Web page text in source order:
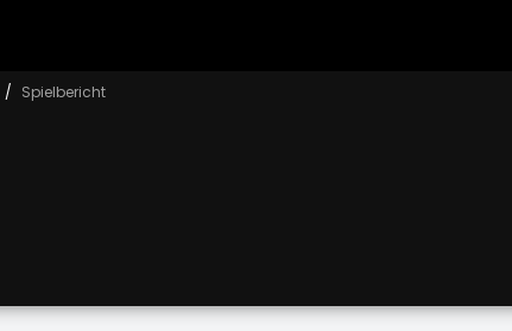
Spielbericht